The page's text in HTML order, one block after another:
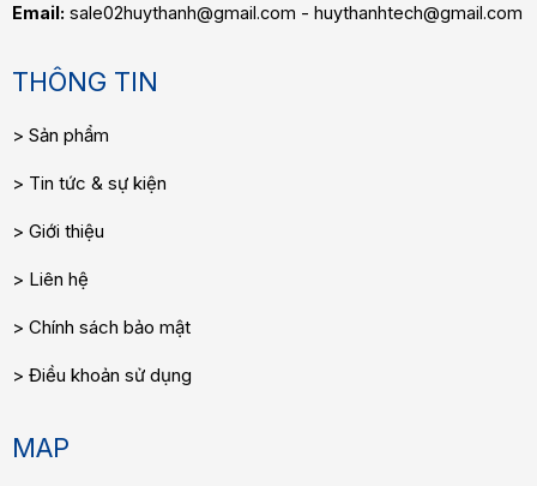
Email: sale02huythanh@gmail.com - huythanhtech@gmail.com
THÔNG TIN
Sản phẩm
Tin tức & sự kiện
Giới thiệu
Liên hệ
Chính sách bảo mật
Điều khoản sử dụng
MAP